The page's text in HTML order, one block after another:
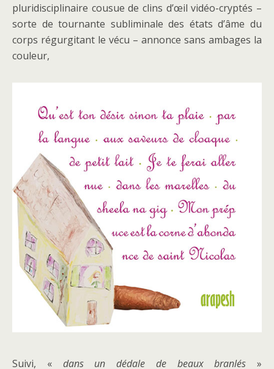
pluridisciplinaire cousue de clins d’œil vidéo-cryptés –
sorte de tournante subliminale des états d’âme du
corps régurgitant le vécu – annonce sans ambages la
couleur,
Suivi, « dans un dédale de beaux branlés »